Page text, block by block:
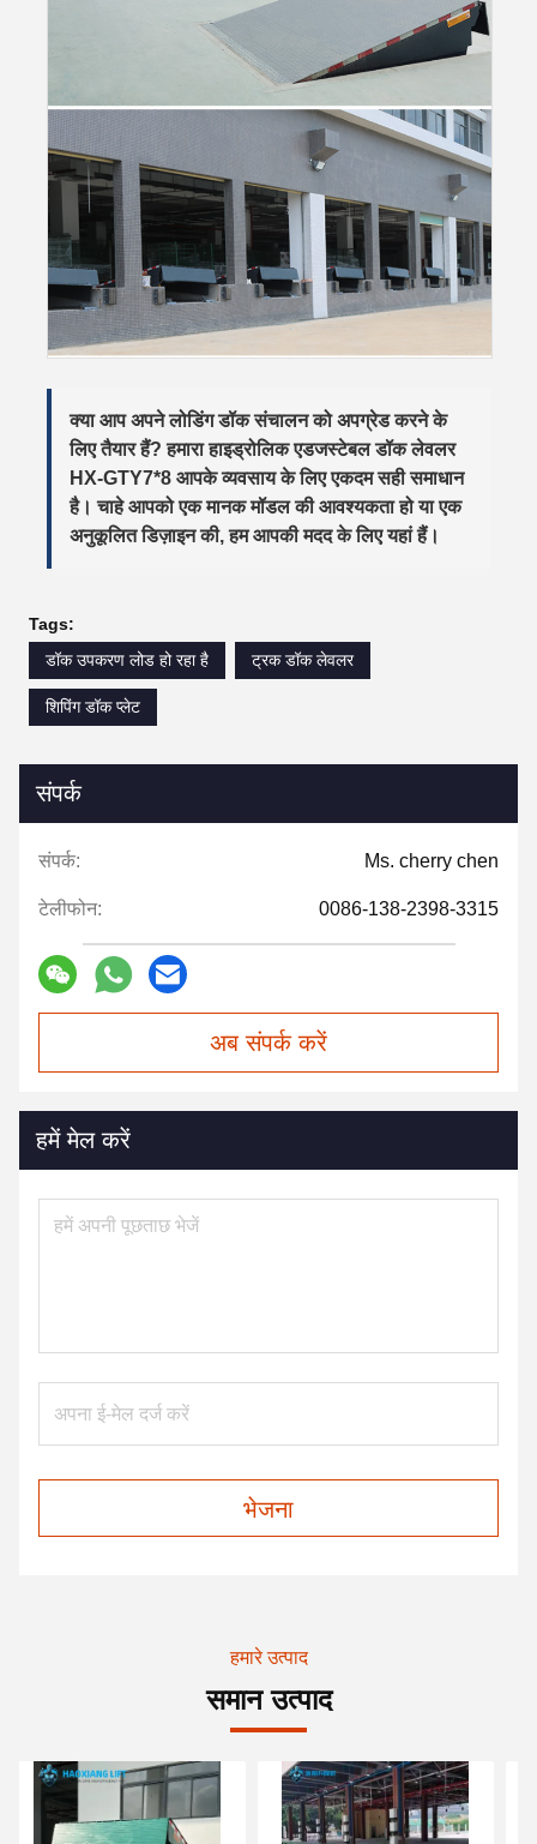
क्या आप अपने लोडिंग डॉक संचालन को अपग्रेड करने के
लिए तैयार हैं? हमाराहाइड्रोलिक एडजस्टेबल डॉक लेवलर
HX-GTY7*8 आपके व्यवसाय के लिए एकदम सही समाधान
है। चाहे आपको एक मानक मॉडल की आवश्यकता हो या एक
अनुकूलित डिज़ाइन की, हम आपकी मदद के लिए यहां हैं।
Tags:
डॉक उपकरण लोड हो रहा है
ट्रक डॉक लेवलर
शिपिंग डॉक प्लेट
संपर्क
संपर्क: Ms. cherry chen
टेलीफोन: 0086-138-2398-3315
अब संपर्क करें
हमें मेल करें
भेजना
हमारे उत्पाद
समान उत्पाद